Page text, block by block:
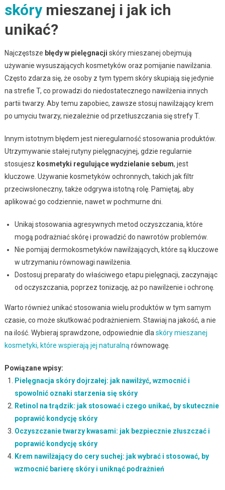
skórymieszanej i jak ich
unikać?
Najczęstsze błędy w pielęgnacji skóry mieszanej obejmują
używanie wysuszających kosmetyków oraz pomijanie nawilżania.
Często zdarza się, że osoby z tym typem skóry skupiają się jedynie
na strefie T, co prowadzi do niedostatecznego nawilżenia innych
partii twarzy. Aby temu zapobiec, zawsze stosuj nawilżający krem
po umyciu twarzy, niezależnie od przetłuszczania się strefy T.
Innym istotnym błędem jest nieregularność stosowania produktów.
Utrzymywanie stałej rutyny pielęgnacyjnej, gdzie regularnie
stosujesz kosmetyki regulujące wydzielanie sebum, jest
kluczowe. Używanie kosmetyków ochronnych, takich jak filtr
przeciwsłoneczny, także odgrywa istotną rolę. Pamiętaj, aby
aplikować go codziennie, nawet w pochmurne dni.
Unikaj stosowania agresywnych metod oczyszczania, które
mogą podrażniać skórę i prowadzić do nawrotów problemów.
Nie pomijaj dermokosmetyków nawilżających, które są kluczowe
w utrzymaniu równowagi nawilżenia.
Dostosuj preparaty do właściwego etapu pielęgnacji, zaczynając
od oczyszczania, poprzez tonizację, aż po nawilżenie i ochronę.
Warto również unikać stosowania wielu produktów w tym samym
czasie, co może skutkować podrażnieniem. Stawiaj na jakość, a nie
na ilość. Wybieraj sprawdzone, odpowiednie dla skóry mieszanej
kosmetyki, które wspierają jej naturalną równowagę.
Powiązane wpisy:
Pielęgnacja skóry dojrzałej: jak nawilżyć, wzmocnić i
spowolnić oznaki starzenia się skóry
Retinol na trądzik: jak stosować i czego unikać, by skutecznie
poprawić kondycję skóry
Oczyszczanie twarzy kwasami: jak bezpiecznie złuszczać i
poprawić kondycję skóry
Krem nawilżający do cery suchej: jak wybrać i stosować, by
wzmocnić barierę skóry i uniknąć podrażnień